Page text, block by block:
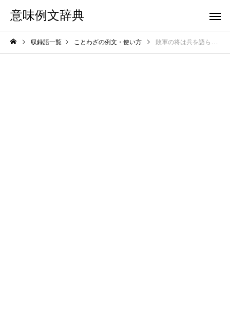
意味例文辞典
収録語一覧 ことわざの例文・使い方 敗軍の将は兵を語らず（はいぐんのしょうはへいをかたらず）